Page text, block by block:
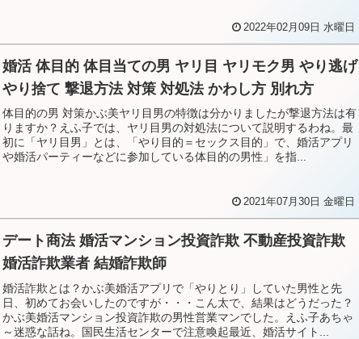
2022年02月09日 水曜日
婚活 体目的 体目当ての男 ヤリ目 ヤリモク男 やり逃げ
やり捨て 撃退方法 対策 対処法 かわし方 別れ方
体目的の男 対策かぶ美ヤリ目男の特徴は分かりましたが撃退方法は有
りますか？えふ子では、ヤリ目男の対処法について説明するわね。最
初に「ヤリ目男」とは、「やり目的＝セックス目的」で、婚活アプリ
や婚活パーティーなどに参加している体目的の男性」を指...
2021年07月30日 金曜日
デート商法 婚活マンション投資詐欺 不動産投資詐欺
婚活詐欺業者 結婚詐欺師
婚活詐欺とは？かぶ美婚活アプリで「やりとり」していた男性と先
日、初めてお会いしたのですが・・・こん太で、結果はどうだった？
かぶ美婚活マンション投資詐欺の男性営業マンでした。えふ子あちゃ
～迷惑な話ね。国民生活センターで注意喚起最近、婚活サイト...